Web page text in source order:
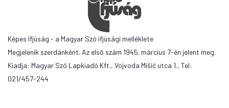
Képes Ifjúság - a Magyar Szó ifjúsági melléklete
Megjelenik szerdánként. Az első szám 1945. március 7-én jelent meg.
Kiadja: Magyar Szó Lapkiadó Kft., Vojvoda Mišić utca 1., Tel:
021/457-244